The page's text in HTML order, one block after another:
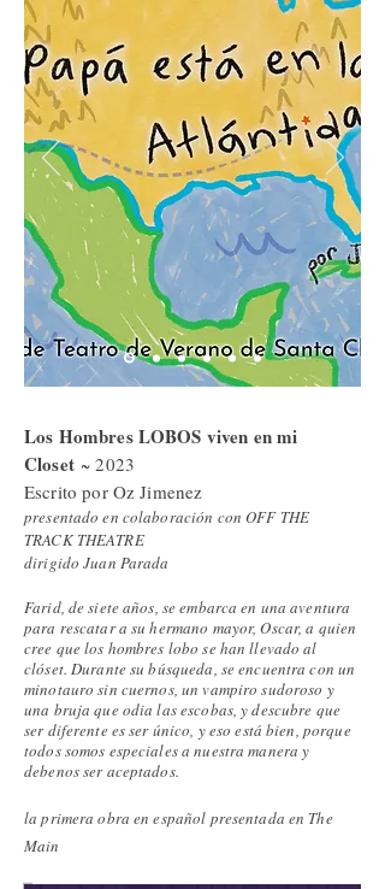
Los Hombres LOBOS viven en mi
Closet~ 2023
Escrito por Oz Jimenez
presentado en colaboración con OFF THE
TRACK THEATRE
dirigido Juan Parada
Farid, de siete años, se embarca en una aventura
para rescatar a su hermano mayor, Oscar, a quien
cree que los hombres lobo se han llevado al
clóset. Durante su búsqueda, se encuentra con un
minotauro sin cuernos, un vampiro sudoroso y
una bruja que odia las escobas, y descubre que
ser diferente es ser único, y eso está bien, porque
todos somos especiales a nuestra manera y
debenos ser aceptados.
la primera obra en español presentada en The
Main